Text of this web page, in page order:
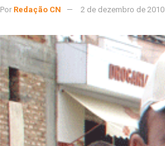
Por Redação CN 2 de dezembro de 2010